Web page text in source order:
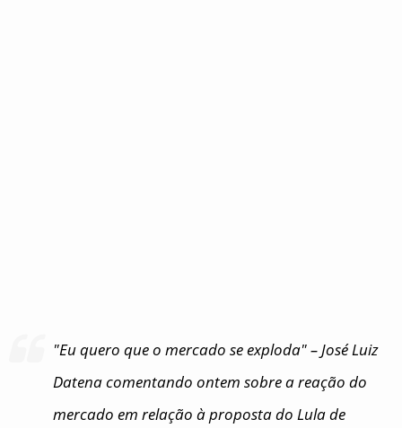
"Eu quero que o mercado se exploda" – José Luiz
Datena comentando ontem sobre a reação do
mercado em relação à proposta do Lula de